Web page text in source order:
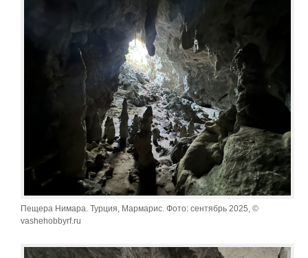
Пещера Нимара. Турция, Мармарис. Фото: сентябрь 2025, ©
vashehobbyrf.ru